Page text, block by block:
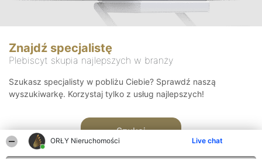
ORŁY Nieruchomości Live chat
Znajdź specjalistę
Plebiscyt skupia najlepszych w branży
Szukasz specjalisty w pobliżu Ciebie? Sprawdź naszą
wyszukiwarkę. Korzystaj tylko z usług najlepszych!
Szukaj